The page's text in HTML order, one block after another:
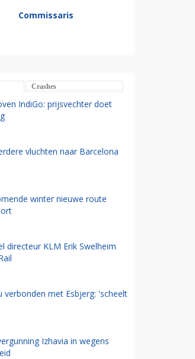
Commissaris
Crashes
IndiGo: prijsvechter doet
vluchten naar Barcelona
winter nieuwe route
directeur KLM Erik Swelheim
verbonden met Esbjerg: 'scheelt
Izhavia in wegens